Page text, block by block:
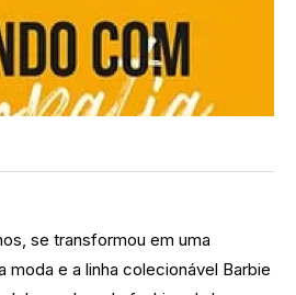
se transformou em uma
moda e a linha colecionável Barbie